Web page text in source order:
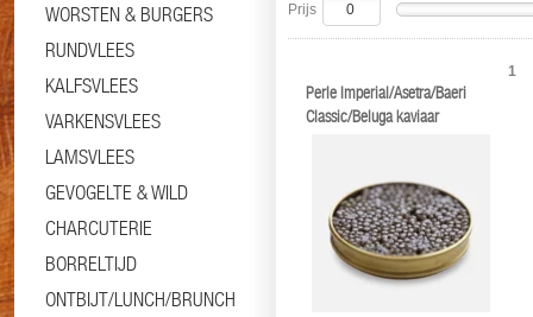
WORSTEN & BURGERS
RUNDVLEES
KALFSVLEES
VARKENSVLEES
LAMSVLEES
GEVOGELTE & WILD
CHARCUTERIE
BORRELTIJD
ONTBIJT/LUNCH/BRUNCH
Prijs
Perle Imperial/Asetra/Baeri
Classic/Beluga kaviaar
1